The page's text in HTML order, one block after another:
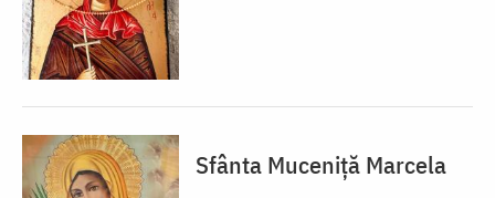
Sfânta Muceniță Marcela